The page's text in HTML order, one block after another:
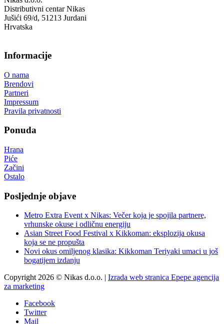
Distributivni centar Nikas
Jušići 69/d, 51213 Jurdani
Hrvatska
Informacije
O nama
Brendovi
Partneri
Impressum
Pravila privatnosti
Ponuda
Hrana
Piće
Začini
Ostalo
Posljednje objave
Metro Extra Event x Nikas: Večer koja je spojila partnere,
vrhunske okuse i odličnu energiju
Asian Street Food Festival x Kikkoman: eksplozija okusa
koja se ne propušta
Novi okus omiljenog klasika: Kikkoman Teriyaki umaci u još
bogatijem izdanju
Copyright 2026 © Nikas d.o.o. | Izrada web stranica Epepe agencija
za marketing
Facebook
Twitter
Mail